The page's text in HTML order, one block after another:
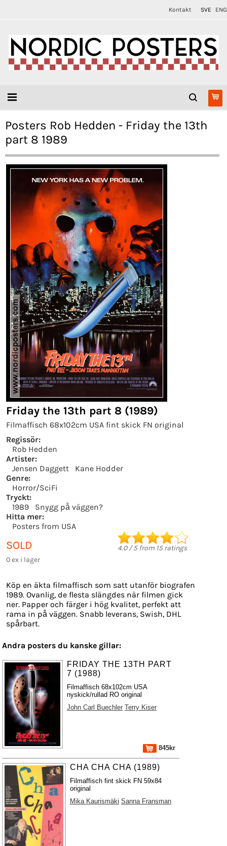
Kontakt SVE ENG
Posters Rob Hedden - Friday the 13th
part 8 1989
Friday the 13th part 8 (1989)
Filmaffisch 68x102cm USA fint skick FN original
Regissör:
Rob Hedden
Artister:
Jensen Daggett
Kane Hodder
Genre:
Horror/SciFi
Tryckt:
1989
Snygg på väggen?
Hitta mer:
Posters from USA
SOLD
0 ex i lager
4.0/5from 15ratings
Köp en äkta filmaffisch som satt utanför biografen
1989. Ovanlig, de flesta slängdes när filmen gick
ner. Papper och färger i hög kvalitet, perfekt att
rama in på väggen. Snabb leverans, Swish, DHL
spårbart.
Andra posters du kanske gillar:
FRIDAY THE 13TH PART
7 (1988)
Filmaffisch 68x102cm USA
nyskick/rullad RO original
John Carl Buechler Terry Kiser
845kr
CHA CHA CHA (1989)
Filmaffisch fint skick FN 59x84
original
Mika Kaurismäki Sanna Fransman